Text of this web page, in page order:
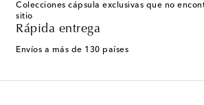
Colecciones cápsula exclusivas que no
sitio
Rápida entrega
Envíos a más de 130 países